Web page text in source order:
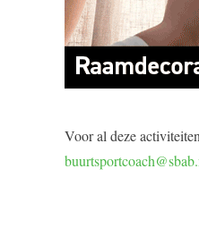
Voor al deze